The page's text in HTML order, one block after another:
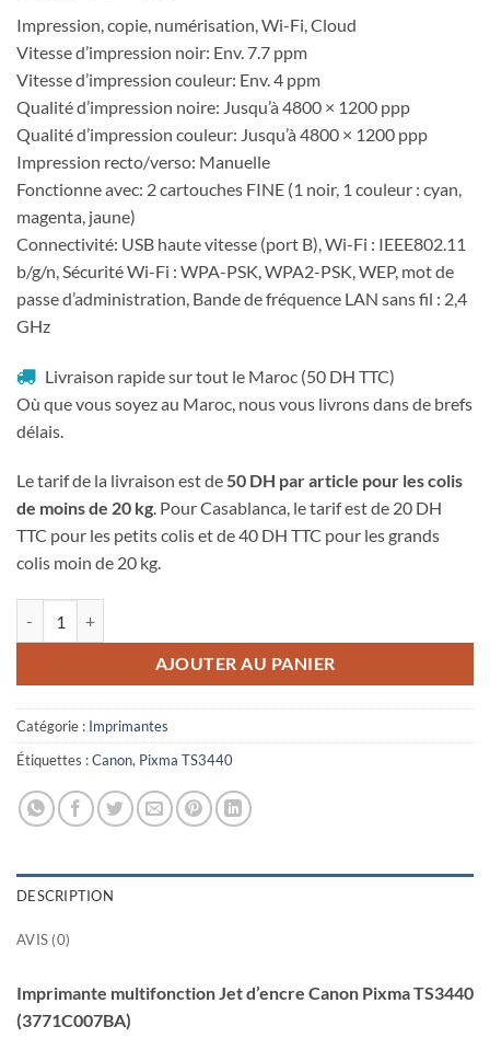
Impression, copie, numérisation, Wi-Fi, Cloud
Vitesse d’impression noir: Env. 7.7 ppm
Vitesse d’impression couleur: Env. 4 ppm
Qualité d’impression noire: Jusqu’à 4800 × 1200 ppp
Qualité d’impression couleur: Jusqu’à 4800 × 1200 ppp
Impression recto/verso: Manuelle
Fonctionne avec: 2 cartouches FINE (1 noir, 1 couleur : cyan,
magenta, jaune)
Connectivité: USB haute vitesse (port B), Wi-Fi : IEEE802.11
b/g/n, Sécurité Wi-Fi : WPA-PSK, WPA2-PSK, WEP, mot de
passe d’administration, Bande de fréquence LAN sans fil : 2,4
GHz
Livraison rapide sur tout le Maroc (50 DH TTC)
Où que vous soyez au Maroc, nous vous livrons dans de brefs
délais.
Le tarif de la livraison est de50 DH par article pour les colis
de moins de 20 kg. Pour Casablanca, le tarif est de 20 DH
TTC pour les petits colis et de 40 DH TTC pour les grands
colis moin de 20 kg.
AJOUTER AU PANIER
Catégorie : Imprimantes
Étiquettes :Canon, Pixma TS3440
DESCRIPTION
AVIS (0)
Imprimante multifonction Jet d’encre Canon Pixma TS3440
(3771C007BA)